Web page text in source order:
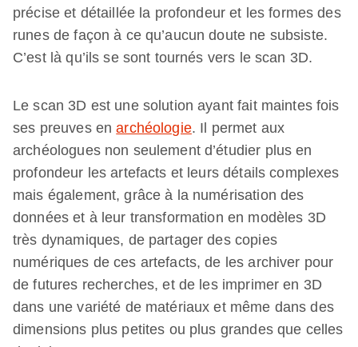
précise et détaillée la profondeur et les formes des
runes de façon à ce qu’aucun doute ne subsiste.
C’est là qu’ils se sont tournés vers le scan 3D.
Le scan 3D est une solution ayant fait maintes fois
ses preuves enarchéologie. Il permet aux
archéologues non seulement d’étudier plus en
profondeur les artefacts et leurs détails complexes
mais également, grâce à la numérisation des
données et à leur transformation en modèles 3D
très dynamiques, de partager des copies
numériques de ces artefacts, de les archiver pour
de futures recherches, et de les imprimer en 3D
dans une variété de matériaux et même dans des
dimensions plus petites ou plus grandes que celles